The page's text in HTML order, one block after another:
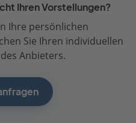
Ihren Vorstellungen?
Ihre persönlichen
Sie Ihren individuellen
Anbieters.